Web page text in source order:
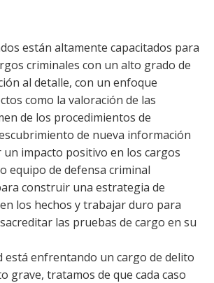
están altamente capacitados para
criminales con un alto grado de
al detalle, con un enfoque
como la valoración de las
de los procedimientos de
de nueva información
impacto positivo en los cargos
equipo de defensa criminal
construir una estrategia de
los hechos y trabajar duro para
las pruebas de cargo en su
está enfrentando un cargo de delito
grave, tratamos de que cada caso